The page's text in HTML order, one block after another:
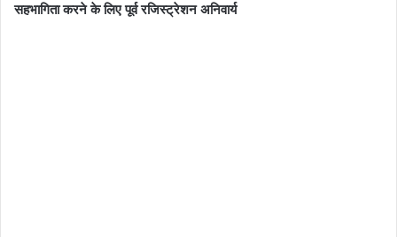
सहभागिता करने के लिए पूर्व रजिस्ट्रेशन अनिवार्य